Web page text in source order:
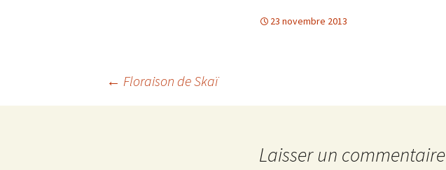
23 novembre 2013
Navigation
← Floraison de Skaï
Laisser un commentaire